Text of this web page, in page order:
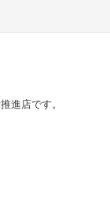
進店です。